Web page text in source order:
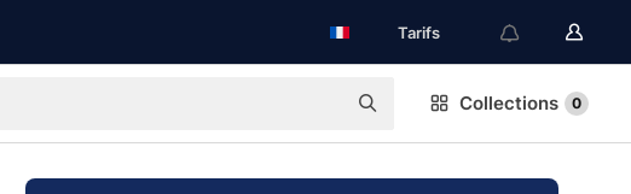
Tarifs
Collections 0